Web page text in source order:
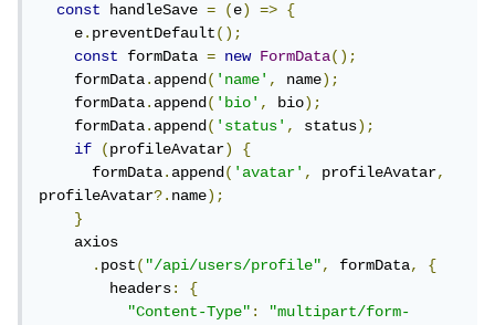
const handleSave = (e) =>
{
e.preventDefault();
const
formData = new FormData();
formData.append('name', name);
formData.append('bio', bio);
formData.append('status', status);
if
(profileAvatar)
{
formData.append('avatar', profileAvatar,
profileAvatar?.name);
}
axios
.post("/api/users/profile", formData,
{
headers:
{
"Content-Type":
"multipart/form-